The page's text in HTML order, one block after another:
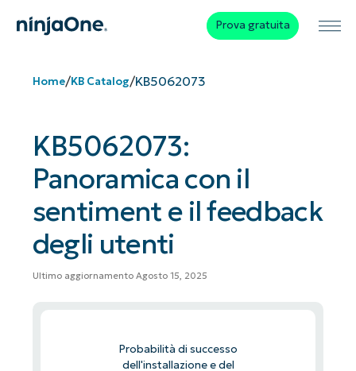
Prova gratuita
Home/KB Catalog/KB5062073
KB5062073:
Panoramica con il
sentiment e il feedback
degli utenti
Ultimo aggiornamento Agosto 15, 2025
Probabilità di successo
dell'installazione e del